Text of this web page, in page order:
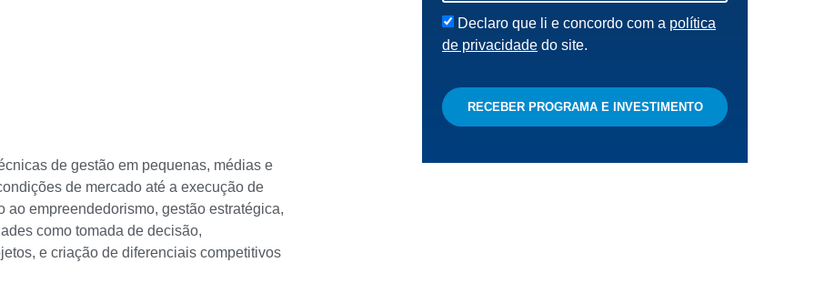
de gestão em pequenas, médias e
de mercado até a execução de
empreendedorismo, gestão estratégica,
como tomada de decisão,
e criação de diferenciais competitivos
Declaro que li e concordo com a política
de privacidade do site.
RECEBER PROGRAMA E INVESTIMENTO